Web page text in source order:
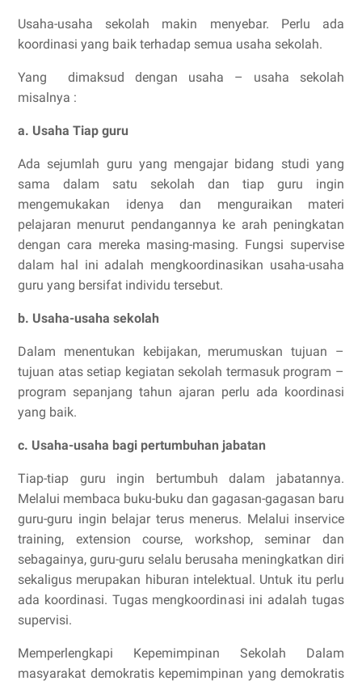
Usaha-usaha sekolah makin menyebar. Perlu ada
koordinasi yang baik terhadap semua usaha sekolah.
Yang dimaksud dengan usaha – usaha sekolah
misalnya :
a. Usaha Tiap guru
Ada sejumlah guru yang mengajar bidang studi yang
sama dalam satu sekolah dan tiap guru ingin
mengemukakan idenya dan menguraikan materi
pelajaran menurut pendangannya ke arah peningkatan
dengan cara mereka masing-masing. Fungsi supervise
dalam hal ini adalah mengkoordinasikan usaha-usaha
guru yang bersifat individu tersebut.
b. Usaha-usaha sekolah
Dalam menentukan kebijakan, merumuskan tujuan –
tujuan atas setiap kegiatan sekolah termasuk program –
program sepanjang tahun ajaran perlu ada koordinasi
yang baik.
c. Usaha-usaha bagi pertumbuhan jabatan
Tiap-tiap guru ingin bertumbuh dalam jabatannya.
Melalui membaca buku-buku dan gagasan-gagasan baru
guru-guru ingin belajar terus menerus. Melalui inservice
training, extension course, workshop, seminar dan
sebagainya, guru-guru selalu berusaha meningkatkan diri
sekaligus merupakan hiburan intelektual. Untuk itu perlu
ada koordinasi. Tugas mengkoordinasi ini adalah tugas
supervisi.
Memperlengkapi Kepemimpinan Sekolah Dalam
masyarakat demokratis kepemimpinan yang demokratis